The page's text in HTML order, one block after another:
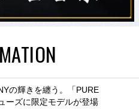
の輝きを纏う。「PURE
ーズに限定モデルが登場